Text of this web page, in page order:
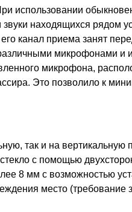
использовании
находящихся рядом
канал приема занят
микрофонами
микрофона,
Это позволило к
так и на вертикальную
с помощью
8 мм с возможностью
место